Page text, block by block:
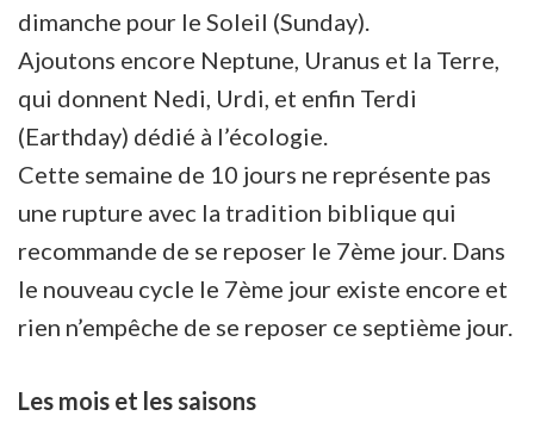
dimanche pour le Soleil (Sunday).
Ajoutons encore Neptune, Uranus et la Terre,
qui donnent Nedi, Urdi, et enfin Terdi
(Earthday) dédié à l’écologie.
Cette semaine de 10 jours ne représente pas
une rupture avec la tradition biblique qui
recommande de se reposer le 7ème jour. Dans
le nouveau cycle le 7ème jour existe encore et
rien n’empêche de se reposer ce septième jour.
Les mois et les saisons